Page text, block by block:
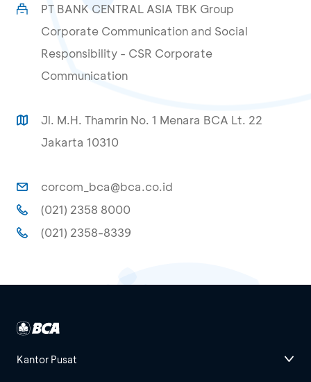
PT BANK CENTRAL ASIA TBK Group
Corporate Communication and Social
Responsibility - CSR Corporate
Communication
Jl. M.H. Thamrin No. 1 Menara BCA Lt. 22
Jakarta 10310
corcom_bca@bca.co.id
(021) 2358 8000
(021) 2358-8339
Kantor Pusat